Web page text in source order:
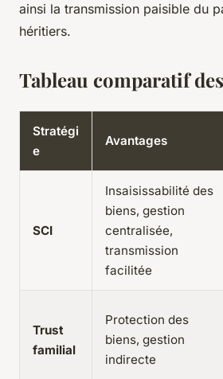
ainsi la transmission paisible du
héritiers.
Tableau comparatif
Stratégi
e
Avantages
SCI
Insaisissabilité des
biens, gestion
centralisée,
transmission
facilitée
Trust
familial
Protection des
biens, gestion
indirecte